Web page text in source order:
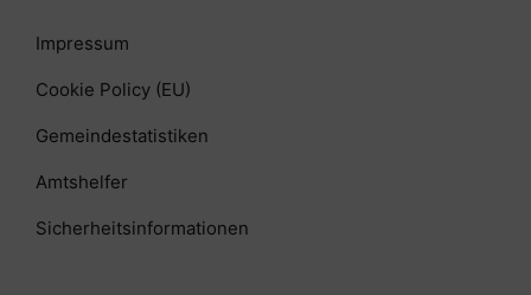
Impressum
Cookie Policy (EU)
Gemeindestatistiken
Amtshelfer
Sicherheitsinformationen